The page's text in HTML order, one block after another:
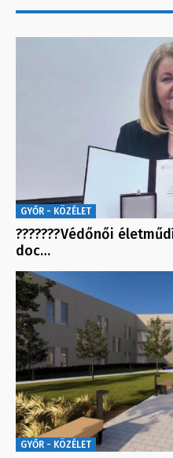
GYŐR - KÖZÉLET
???????Védőnői
doc…
GYŐR - KÖZÉLET